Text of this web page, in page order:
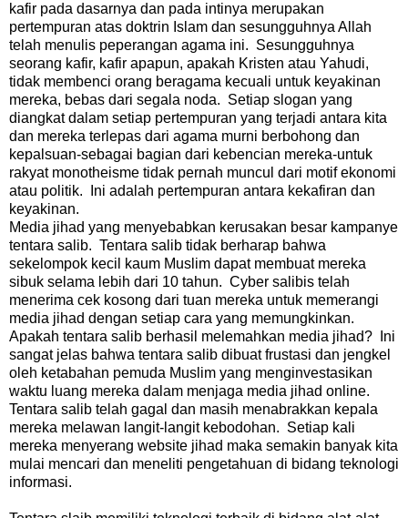
kafir pada dasarnya dan pada intinya merupakan
pertempuran atas doktrin Islam dan sesungguhnya Allah
telah menulis peperangan agama ini. Sesungguhnya
seorang kafir, kafir apapun, apakah Kristen atau Yahudi,
tidak membenci orang beragama kecuali untuk keyakinan
mereka, bebas dari segala noda. Setiap slogan yang
diangkat dalam setiap pertempuran yang terjadi antara kita
dan mereka terlepas dari agama murni berbohong dan
kepalsuan-sebagai bagian dari kebencian mereka-untuk
rakyat monotheisme tidak pernah muncul dari motif ekonomi
atau politik. Ini adalah pertempuran antara kekafiran dan
keyakinan.
Media jihad yang menyebabkan kerusakan besar kampanye
tentara salib. Tentara salib tidak berharap bahwa
sekelompok kecil kaum Muslim dapat membuat mereka
sibuk selama lebih dari 10 tahun. Cyber salibis telah
menerima cek kosong dari tuan mereka untuk memerangi
media jihad dengan setiap cara yang memungkinkan.
Apakah tentara salib berhasil melemahkan media jihad? Ini
sangat jelas bahwa tentara salib dibuat frustasi dan jengkel
oleh ketabahan pemuda Muslim yang menginvestasikan
waktu luang mereka dalam menjaga media jihad online.
Tentara salib telah gagal dan masih menabrakkan kepala
mereka melawan langit-langit kebodohan. Setiap kali
mereka menyerang website jihad maka semakin banyak kita
mulai mencari dan meneliti pengetahuan di bidang teknologi
informasi.